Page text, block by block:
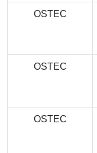
OSTEC
OSTEC
OSTEC